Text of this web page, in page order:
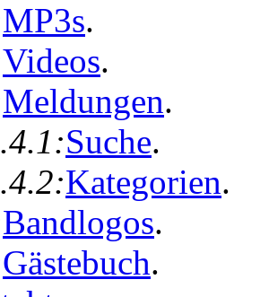
MP3s.
Videos.
Meldungen.
Suche.
Kategorien.
Bandlogos.
Gästebuch.